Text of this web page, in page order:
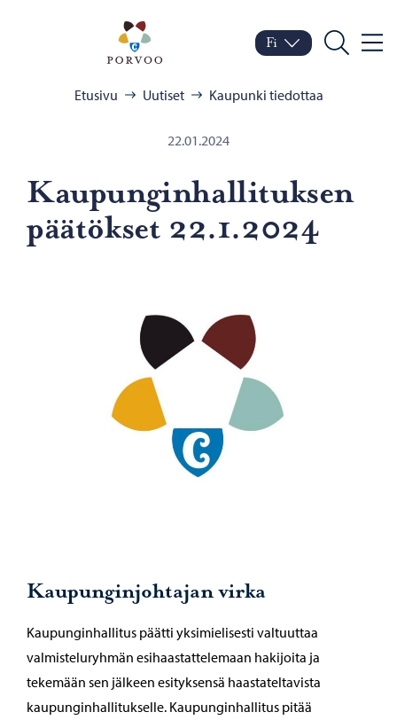
Porvoo – Siirry
Vaihda kieltä
Nykyinen kieli: Suomi
Fi
Hae
Etusivu Uutiset Kaupunki tiedottaa
22.01.2024
Kau­pun­gin­hal­li­tuk­sen
pää­tök­set 22.1.2024
Kaupunginjohtajan virka
Kaupunginhallitus päätti yksimielisesti valtuuttaa
valmisteluryhmän esihaastattelemaan hakijoita ja
tekemään sen jälkeen esityksensä haastateltavista
kaupunginhallitukselle. Kaupunginhallitus pitää